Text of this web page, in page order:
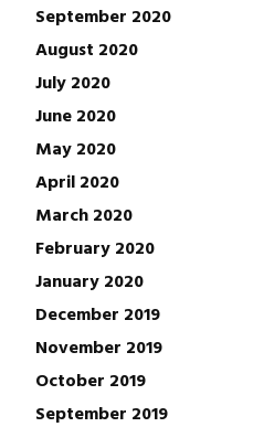
September 2020
August 2020
July 2020
June 2020
May 2020
April 2020
March 2020
February 2020
January 2020
December 2019
November 2019
October 2019
September 2019